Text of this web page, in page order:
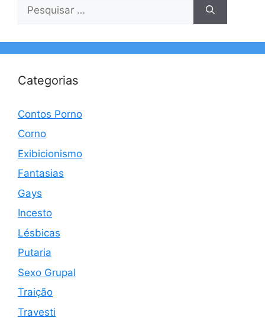
por:
Categorias
Contos Porno
Corno
Exibicionismo
Fantasias
Gays
Incesto
Lésbicas
Putaria
Sexo Grupal
Traição
Travesti